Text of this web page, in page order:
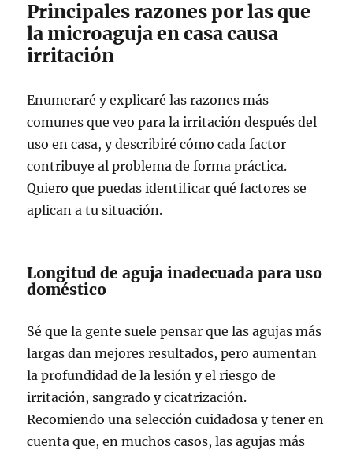
Principales razones por las que
la microaguja en casa causa
irritación
Enumeraré y explicaré las razones más
comunes que veo para la irritación después del
uso en casa, y describiré cómo cada factor
contribuye al problema de forma práctica.
Quiero que puedas identificar qué factores se
aplican a tu situación.
Longitud de aguja inadecuada para uso
doméstico
Sé que la gente suele pensar que las agujas más
largas dan mejores resultados, pero aumentan
la profundidad de la lesión y el riesgo de
irritación, sangrado y cicatrización.
Recomiendo una selección cuidadosa y tener en
cuenta que, en muchos casos, las agujas más